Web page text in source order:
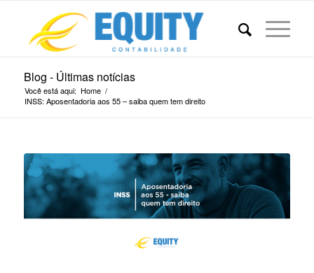
Blog - Últimas notícias
Você está aqui: Home /
INSS: Aposentadoria aos 55 – saiba quem tem direito